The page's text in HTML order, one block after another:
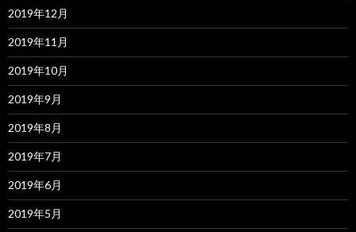
2019年12月
2019年11月
2019年10月
2019年9月
2019年8月
2019年7月
2019年6月
2019年5月